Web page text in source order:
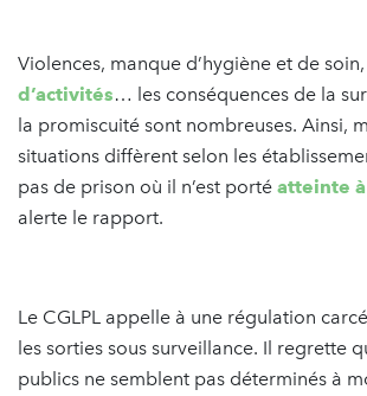
Violences, manque d’hygiène et de soin,
d’activités… les conséquences de la
la promiscuité sont nombreuses. Ainsi,
situations diffèrent selon les
pas de prison où il n’est porté atteinte
alerte le rapport.
Le CGLPL appelle à une régulation
les sorties sous surveillance. Il regrette
publics ne semblent pas déterminés à